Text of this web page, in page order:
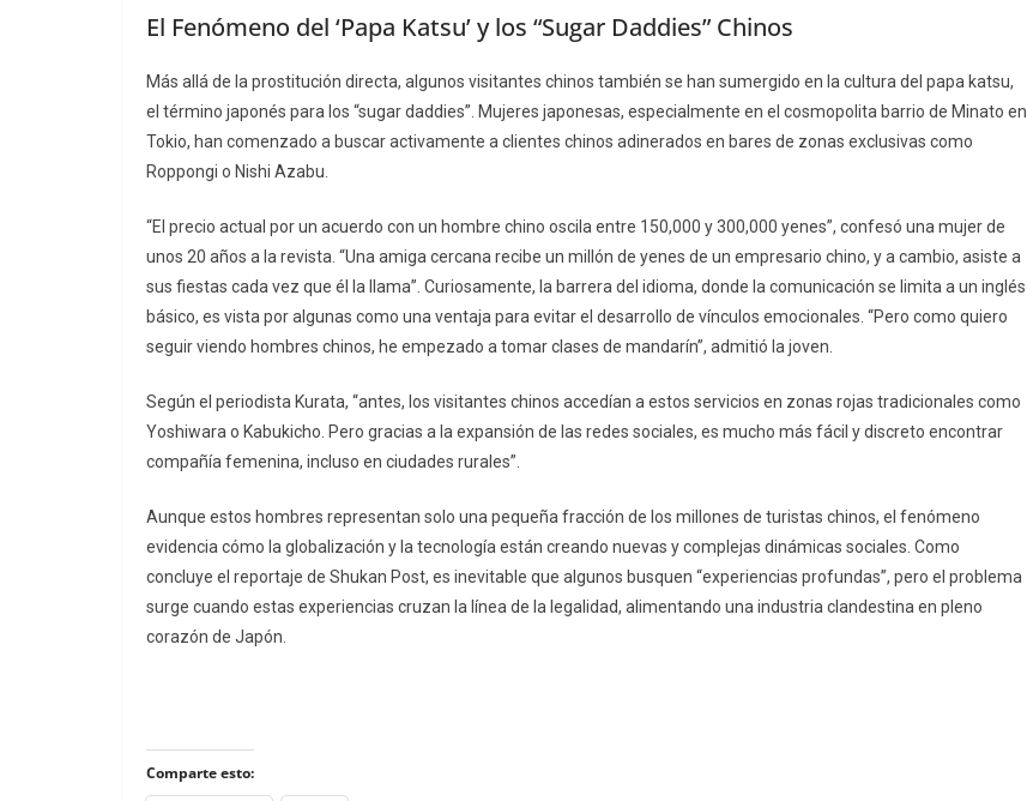
El Fenómeno del ‘Papa Katsu’ y los “Sugar Daddies” Chinos
Más allá de la prostitución directa, algunos visitantes chinos también se han sumergido en la cultura del papa katsu,
el término japonés para los “sugar daddies”. Mujeres japonesas, especialmente en el cosmopolita barrio de Minato en
Tokio, han comenzado a buscar activamente a clientes chinos adinerados en bares de zonas exclusivas como
Roppongi o Nishi Azabu.
“El precio actual por un acuerdo con un hombre chino oscila entre 150,000 y 300,000 yenes”, confesó una mujer de
unos 20 años a la revista. “Una amiga cercana recibe un millón de yenes de un empresario chino, y a cambio, asiste a
sus fiestas cada vez que él la llama”. Curiosamente, la barrera del idioma, donde la comunicación se limita a un inglés
básico, es vista por algunas como una ventaja para evitar el desarrollo de vínculos emocionales. “Pero como quiero
seguir viendo hombres chinos, he empezado a tomar clases de mandarín”, admitió la joven.
Según el periodista Kurata, “antes, los visitantes chinos accedían a estos servicios en zonas rojas tradicionales como
Yoshiwara o Kabukicho. Pero gracias a la expansión de las redes sociales, es mucho más fácil y discreto encontrar
compañía femenina, incluso en ciudades rurales”.
Aunque estos hombres representan solo una pequeña fracción de los millones de turistas chinos, el fenómeno
evidencia cómo la globalización y la tecnología están creando nuevas y complejas dinámicas sociales. Como
concluye el reportaje de Shukan Post, es inevitable que algunos busquen “experiencias profundas”, pero el problema
surge cuando estas experiencias cruzan la línea de la legalidad, alimentando una industria clandestina en pleno
corazón de Japón.
Comparte esto: